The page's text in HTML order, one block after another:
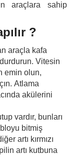
araçlara sahip
?
araçla kafa
Vitesin
emin olun,
Atlama
akülerini
vardır, bunları
bitmiş
artı kırmızı
artı kutbuna